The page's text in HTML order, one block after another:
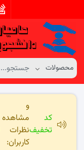
کد
تخفیف
و
مشاهده
نظرات
کاربران: